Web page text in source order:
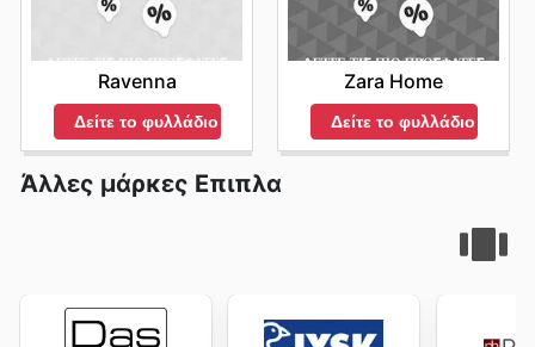
Ravenna
Δείτε το φυλλάδιο
Zara Home
Δείτε το φυλλάδιο
Άλλες μάρκες Επιπλα